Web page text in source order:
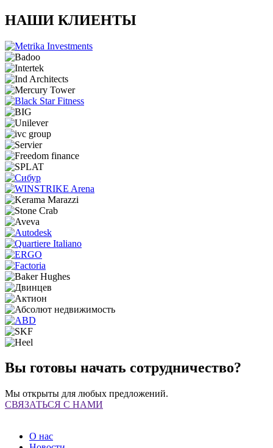
НАШИ КЛИЕНТЫ
Вы готовы начать сотрудничество?
Мы открыты для любых предложений.
СВЯЗАТЬСЯ С НАМИ
О нас